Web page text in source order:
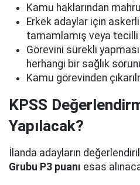
Kamu haklarından
Erkek adaylar için
tamamlamış veya
Görevini sürekli
herhangi bir sağlık
Kamu görevinden
KPSS
Yapılacak?
İlanda adayların
Grubu P3 puanı esas